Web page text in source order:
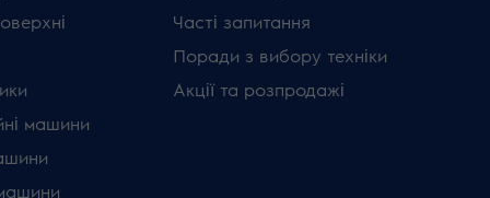
машини
Часті запитання
Поради з вибору техніки
Акції та розпродажі